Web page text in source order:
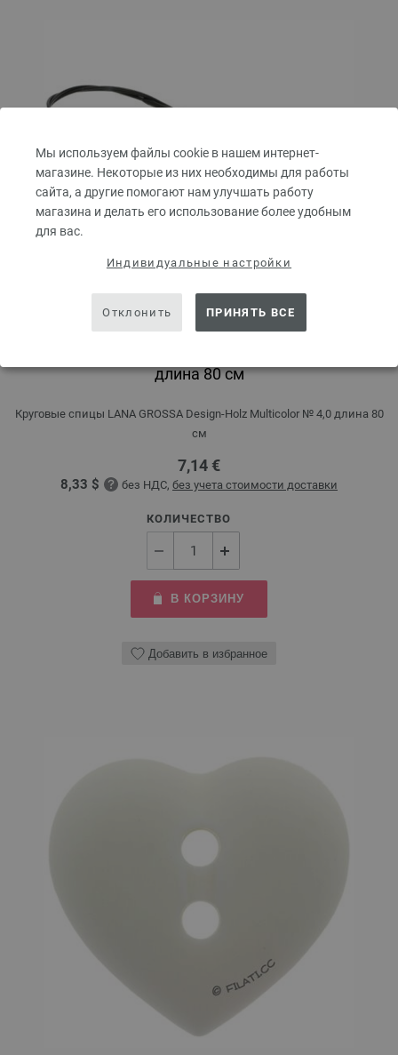
Мы используем файлы cookie в нашем интернет-
магазине. Некоторые из них необходимы для работы
сайта, а другие помогают нам улучшать работу
магазина и делать его использование более удобным
для вас.
Индивидуальные настройки
Отклонить ПРИНЯТЬ ВСЕ
длина 80 см
Круговые спицы LANA GROSSA Design-Holz Multicolor № 4,0 длина 80
см
7,14 €
8,33 $ без НДС, без учета стоимости доставки
КОЛИЧЕСТВО
В КОРЗИНУ
Добавить в избранное